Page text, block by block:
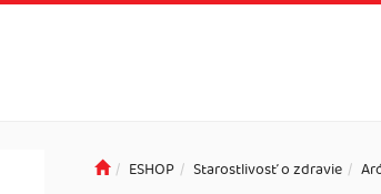
ESHOP Starostlivosť o zdravie